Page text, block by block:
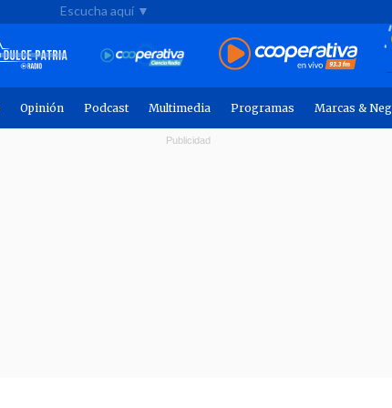
Escucha aquí ▼
Opinión Podcast Multimedia Programas Marcas &